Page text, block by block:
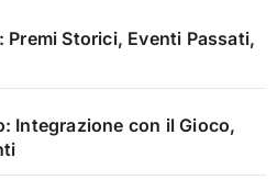
Premi Storici, Eventi Passati,
Integrazione con il Gioco,